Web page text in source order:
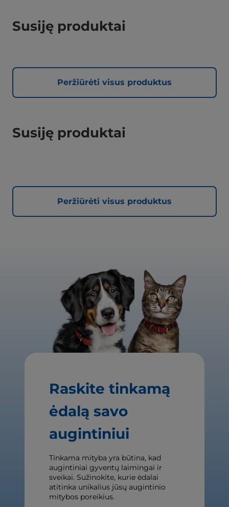
Susiję produktai
Peržiūrėti visus produktus
Susiję produktai
Peržiūrėti visus produktus
Raskite tinkamą
ėdalą savo
augintiniui
Tinkama mityba yra būtina, kad
augintiniai gyventų laimingai ir
sveikai. Sužinokite, kurie ėdalai
atitinka unikalius jūsų augintinio
mitybos poreikius.